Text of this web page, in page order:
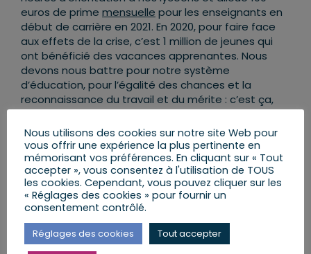
euros de prime mensuelle pour les enseignants en
début de carrière en 2021. En 2020, pour faire face
aux effets de la crise, c’est 1 million de jeunes qui
ont bénéficié des vacances apprenantes. Nous
devons nous battre pour notre système
d’éducation, pour l’égalité des chances et la
reconnaissance du travail et du mérite : c’est ça,
l’Ecole de la République !
Retrouvez sur le site des articles en lien avec :
l’éducation artistique et culturelle;les directeurs
d’écoles
Nous utilisons des cookies sur notre site Web pour
vous offrir une expérience la plus pertinente en
mémorisant vos préférences. En cliquant sur « Tout
accepter », vous consentez à l'utilisation de TOUS
les cookies. Cependant, vous pouvez cliquer sur les
« Réglages des cookies » pour fournir un
consentement contrôlé.
Réglages des cookies Tout accepter